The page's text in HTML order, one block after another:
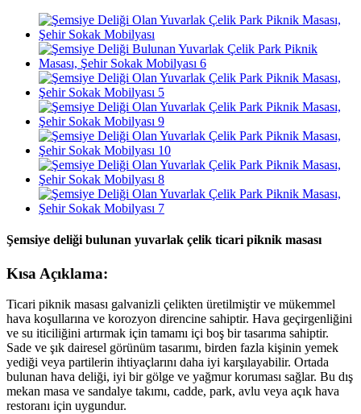
Şemsiye deliği bulunan yuvarlak çelik ticari piknik masası
Kısa Açıklama:
Ticari piknik masası galvanizli çelikten üretilmiştir ve mükemmel
hava koşullarına ve korozyon direncine sahiptir. Hava geçirgenliğini
ve su iticiliğini artırmak için tamamı içi boş bir tasarıma sahiptir.
Sade ve şık dairesel görünüm tasarımı, birden fazla kişinin yemek
yediği veya partilerin ihtiyaçlarını daha iyi karşılayabilir. Ortada
bulunan hava deliği, iyi bir gölge ve yağmur koruması sağlar. Bu dış
mekan masa ve sandalye takımı, cadde, park, avlu veya açık hava
restoranı için uygundur.